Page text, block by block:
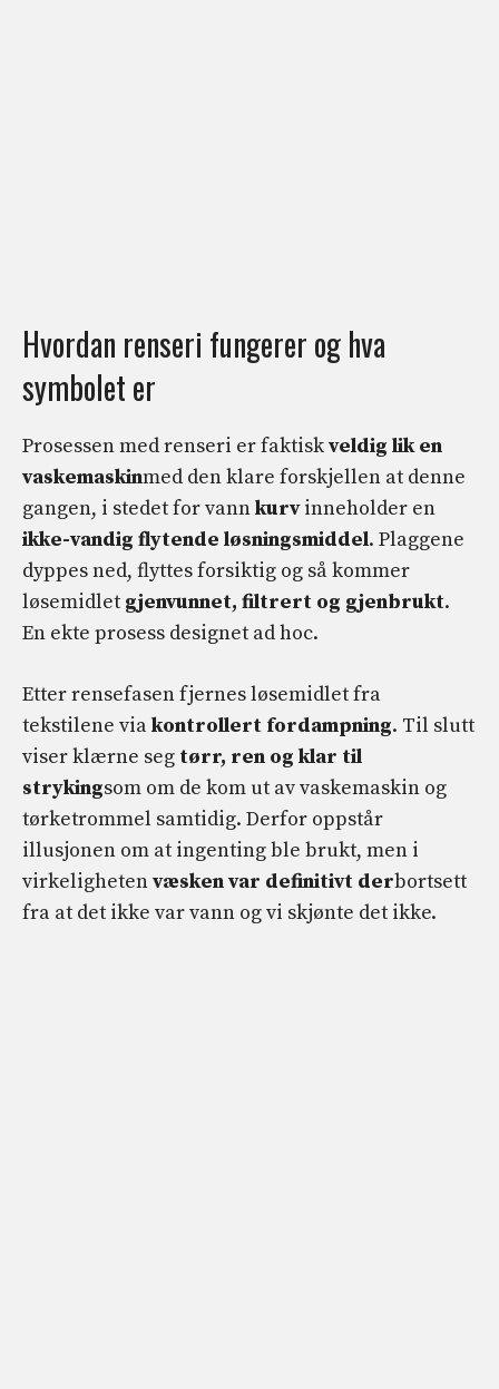
Hvordan renseri fungerer og hva
symbolet er
Prosessen med renseri er faktiskveldig lik en
vaskemaskinmed den klare forskjellen at denne
gangen, i stedet for vannkurvinneholder en
ikke-vandig flytende løsningsmiddel. Plaggene
dyppes ned, flyttes forsiktig og så kommer
løsemidlet gjenvunnet, filtrert og gjenbrukt.
En ekte prosess designet ad hoc.
Etter rensefasen fjernes løsemidlet fra
tekstilene viakontrollert fordampning. Til slutt
viser klærne seg tørr, ren og klar til
strykingsom om de kom ut av vaskemaskin og
tørketrommel samtidig. Derfor oppstår
illusjonen om at ingenting ble brukt, men i
virkelighetenvæsken var definitivt derbortsett
fra at det ikke var vann og vi skjønte det ikke.